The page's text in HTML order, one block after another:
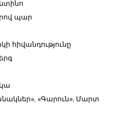
պար
հիվանդությունը
«Գարուն», Մարտ